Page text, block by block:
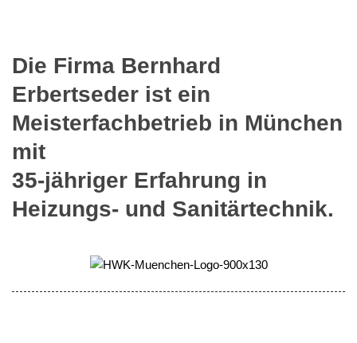
Die Firma Bernhard
Erbertseder ist ein
Meisterfachbetrieb in München
mit
35-jähriger Erfahrung in
Heizungs- und Sanitärtechnik.